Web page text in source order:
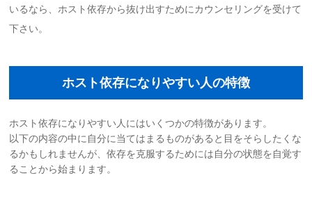
いるなら、ホスト依存から抜け出すためにカウンセリングを受けて
下さい。
ホスト依存になりやすい人の特徴
ホスト依存になりやすい人にはいくつかの特徴があります。
以下の内容の中に自分に当てはまるものがあると目をそらしたくな
るかもしれませんが、依存を克服するためには自分の状態を自覚す
ることから始まります。